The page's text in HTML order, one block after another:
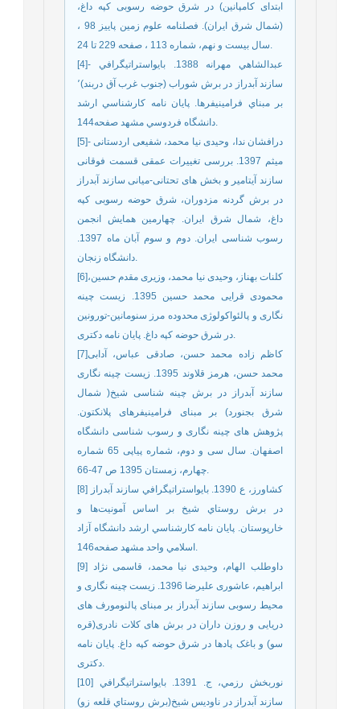
ابتدای کامپانین) در شرق حوضه رسوبی کپه داغ،
(شمال شرق ایران). فصلنامه علوم زمین پاييز 98 ،
سال بيست و نهم، شماره 113 ، صفحه 229 تا 24.
[4]- عبدالشاهي مهرانه 1388. بايواستراتيگرافي
سازند آبدراز در برش شوراب (جنوب غرب آق دربند)٬
بر مبناي فرامينيفرها. پايان نامه كارشناسي ارشد
دانشگاه فردوسي مشهد صفحه144.
[5]- درافشان ندا، وحیدی نیا محمد، شفیعی اردستانی
میثم 1397. بررسی تغییرات عمقی قسمت فوقانی
سازند آیتامیر و بخش های تحتانی-میانی سازند آبدراز
در برش گردنه مزدوران، شرق حوضه رسوبی کپه
داغ، شمال شرق ایران. چهارمین همایش انجمن
رسوب شناسی ایران. دوم و سوم آبان ماه 1397.
دانشگاه زنجان.
[6]کلنات بهناز، وحیدی نیا محمد، وزیری مقدم حسین،
محمودی قرایی محمد حسین 1395. زیست چینه
نگاری و پالئواکولوژی محدوده مرز سنومانین-تورونین
در شرق حوضه کپه داغ. پایان نامه دکتری.
[7]کاظم زاده محمد حسن، صادقی عباس، آدابی
محمد حسن، هرمز قلاوند 1395. زیست چینه نگاری
سازند آبدراز در برش چینه شناسی شیخ( شمال
شرق بجنورد) بر مبنای فرامینیفرهای پلانکتون.
پژوهش های چینه نگاری و رسوب شناسی دانشگاه
اصفهان. سال سی و دوم، شماره پیاپی 65 شماره
چهارم، زمستان 1395 ص 47-66.
[8] كشاورز، ع 1390. بايواستراتيگرافي سازند آبدراز
در برش روستاي شيخ بر اساس آمونيت‌ها و
خارپوستان. پايان نامه كارشناسي ارشد دانشگاه آزاد
اسلامي واحد مشهد صفحه146.
[9] داوطلب الهام، وحیدی نیا محمد، قاسمی نژاد
ابراهیم، عاشوری علیرضا 1396. زیست چینه نگاری و
محیط رسوبی سازند آبدراز بر مبنای پالنومورف های
دریایی و روزن داران در برش های کلات نادری(قره
سو) و باغک پادها در شرق حوضه کپه داغ. پایان نامه
دکتری.
[10] نوربخش رزمي، ج. 1391. بايواستراتيگرافي
سازند آبدراز در ناوديس شيخ(برش روستاي قلعه زو)